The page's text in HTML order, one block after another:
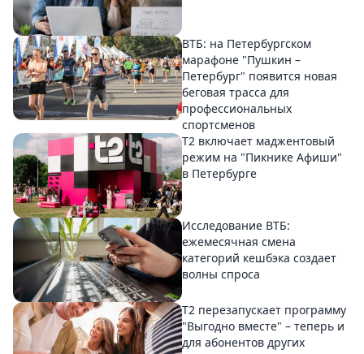
ВТБ: на Петербургском
марафоне "Пушкин –
Петербург" появится новая
беговая трасса для
профессиональных
спортсменов
Т2 включает маджентовый
режим на "Пикнике Афиши"
в Петербурге
Исследование ВТБ:
ежемесячная смена
категорий кешбэка создает
волны спроса
Т2 перезапускает программу
"Выгодно вместе" – теперь и
для абонентов других